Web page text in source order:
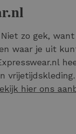
Niet zo gek,
waar je uit
hier ons